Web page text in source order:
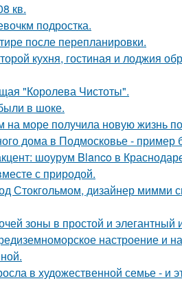
кв.
подростка.
после перепланировки.
кухня, гостиная и лоджия
"Королева Чистоты".
в шоке.
море получила новую жизнь
дома в Подмосковье - пример
шоурум Blanco в
с природой.
Стокгольмом, дизайнер мимми
зоны в простой и элегантный
настроение и
в художественной семье - и